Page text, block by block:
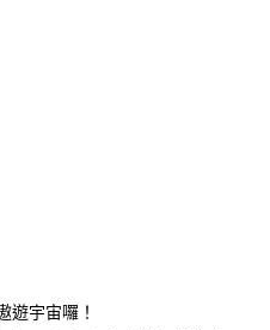
款」的支付方式。 讓您購物簡單
遊宇宙囉！